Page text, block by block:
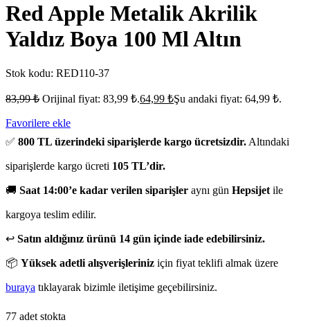
Red Apple Metalik Akrilik
Yaldız Boya 100 Ml Altın
Stok kodu: RED110-37
83,99₺ Orijinal fiyat: 83,99 ₺.64,99 ₺Şu andaki fiyat: 64,99 ₺.
Favorilere ekle
✅ 800 TL üzerindeki siparişlerde kargo ücretsizdir. Altındaki
siparişlerde kargo ücreti 105 TL’dir.
🚚 Saat 14:00’e kadar verilen siparişler aynı gün Hepsijet ile
kargoya teslim edilir.
↩️ Satın aldığınız ürünü 14 gün içinde iade edebilirsiniz.
📦 Yüksek adetli alışverişleriniz için fiyat teklifi almak üzere
buraya tıklayarak bizimle iletişime geçebilirsiniz.
77 adet stokta